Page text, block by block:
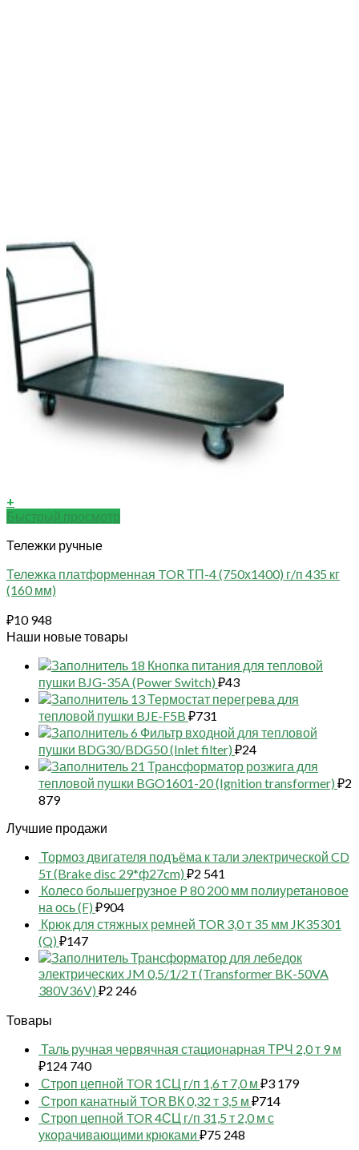
+
Быстрый просмотр
Тележки ручные
Тележка платформенная TOR ТП-4 (750х1400) г/п 435 кг
(160 мм)
₽10 948
Наши новые товары
18 Кнопка питания для тепловой
пушки BJG-35A (Power Switch) ₽43
13 Термостат перегрева для
тепловой пушки BJE-F5B ₽731
6 Фильтр входной для тепловой
пушки BDG30/BDG50 (Inlet filter) ₽24
21 Трансформатор розжига для
тепловой пушки BGO1601-20 (Ignition transformer) ₽2
879
Лучшие продажи
Тормоз двигателя подъёма к тали электрической CD
5т (Brake disc 29*ф27cm) ₽2 541
Колесо большегрузное P 80 200 мм полиуретановое
на ось (F) ₽904
Крюк для стяжных ремней TOR 3,0 т 35 мм JK35301
(Q) ₽147
Трансформатор для лебедок
электрических JM 0,5/1/2 т (Transformer BK-50VA
380V36V) ₽2 246
Товары
Таль ручная червячная стационарная ТРЧ 2,0 т 9 м
₽124 740
Строп цепной TOR 1СЦ г/п 1,6 т 7,0 м ₽3 179
Строп канатный TOR ВК 0,32 т 3,5 м ₽714
Строп цепной TOR 4СЦ г/п 31,5 т 2,0 м с
укорачивающими крюками ₽75 248